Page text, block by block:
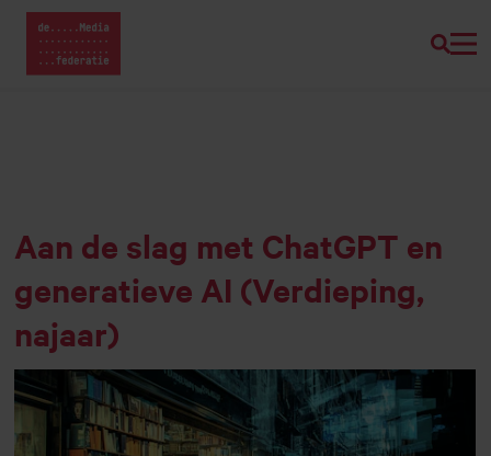
NaarHome van Mediafederatie
Aan de slag met ChatGPT en
generatieve AI (Verdieping,
najaar)